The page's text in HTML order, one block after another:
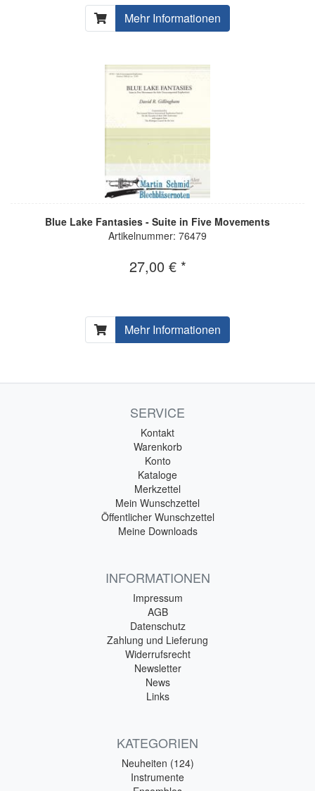
Mehr Informationen
Blue Lake Fantasies - Suite in Five Movements
Artikelnummer: 76479
27,00 € *
Mehr Informationen
SERVICE
Kontakt
Warenkorb
Konto
Kataloge
Merkzettel
Mein Wunschzettel
Öffentlicher Wunschzettel
Meine Downloads
INFORMATIONEN
Impressum
AGB
Datenschutz
Zahlung und Lieferung
Widerrufsrecht
Newsletter
News
Links
KATEGORIEN
Neuheiten (124)
Instrumente